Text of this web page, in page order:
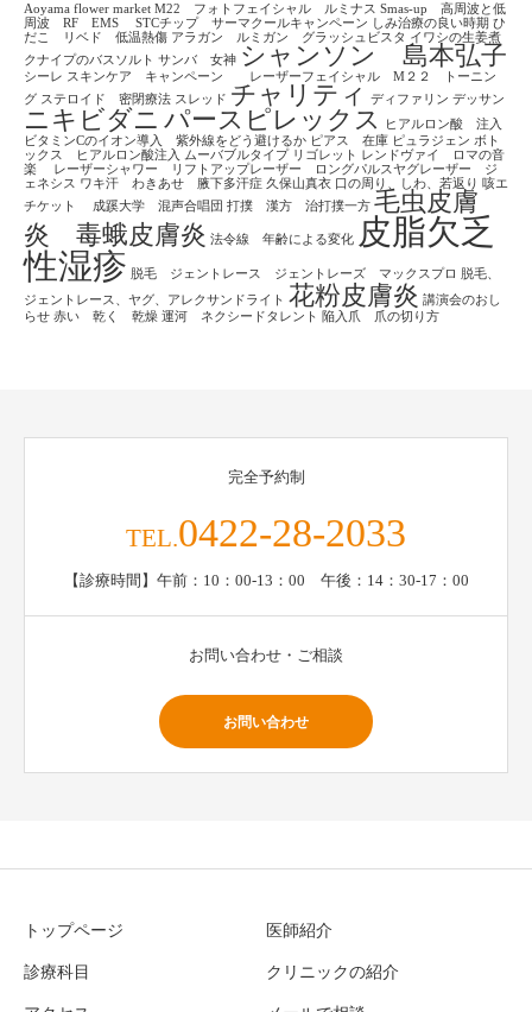
Aoyama flower market M22 フォトフェイシャル ルミナス Smas-up 高周波と低
周波 RF EMS
STCチップ サーマクールキャンペーン しみ治療の良い時期 ひ
だこ リベド 低温熱傷 アラガン ルミガン グラッシュビスタ イワシの生姜煮
クナイプのバスソルト サンバ 女神 シャンソン 島本弘子
シーレ スキンケア キャンペーン レーザーフェイシャル M２２ トーニン
グ ステロイド 密閉療法 スレッド チャリティ ディファリン デッサン
ニキビダニ パースピレックス
ヒアルロン酸 注入
ビタミンCのイオン導入 紫外線をどう避けるか ピアス 在庫 ピュラジェン ボト
ックス ヒアルロン酸注入
ムーバブルタイプ リゴレット レンドヴァイ ロマの音
楽
レーザーシャワー リフトアップレーザー ロングパルスヤグレーザー ジ
ェネシス ワキ汗 わきあせ 腋下多汗症 久保山真衣 口の周り、しわ、若返り 咳エ
チケット
成蹊大学 混声合唱団 打撲 漢方 治打撲一方 毛虫皮膚
炎 毒蛾皮膚炎 法令線 年齢による変化
皮脂欠乏
性湿疹 脱毛 ジェントレース ジェントレーズ マックスプロ
脱毛、
ジェントレース、ヤグ、アレクサンドライト 花粉皮膚炎 講演会のおし
らせ 赤い 乾く 乾燥 運河 ネクシードタレント 陥入爪 爪の切り方
完全予約制
TEL.0422-28-2033
【診療時間】午前：10：00-13：00 午後：14：30-17：00
お問い合わせ・ご相談
お問い合わせ
トップページ 医師紹介
診療科目 クリニックの紹介